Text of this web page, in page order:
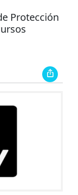
Protección